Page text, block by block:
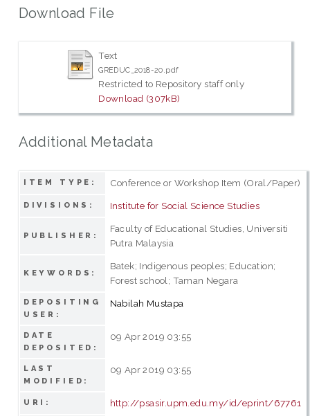
Download File
Text
GREDUC_2018-20.pdf
Restricted to Repository staff only
Download (307kB)
Additional Metadata
ITEM TYPE: Conference or Workshop Item (Oral/Paper)
DIVISIONS: Institute for Social Science Studies
PUBLISHER:
Faculty of Educational Studies, Universiti
Putra Malaysia
KEYWORDS:
Batek; Indigenous peoples; Education;
Forest school; Taman Negara
DEPOSITING
USER:
Nabilah Mustapa
DATE
DEPOSITED:
09 Apr 2019 03:55
LAST
MODIFIED:
09 Apr 2019 03:55
URI: http://psasir.upm.edu.my/id/eprint/67761